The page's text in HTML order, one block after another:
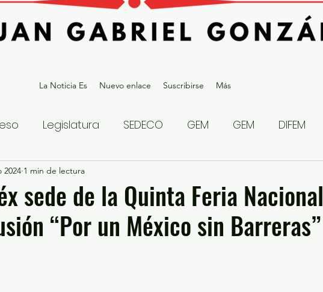
La Noticia Es Nuevo enlace Suscribirse Más
Legislatura SEDECO GEM GEM DIFEM
Gubernatura Edoméx 2023
y Justicia Denuncia Ciudadana
sede de la Quinta Feria Nacional
“Por un México sin Barreras”
2024 1 min de lectura